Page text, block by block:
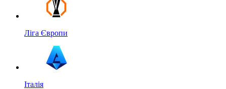
Ліга Європи
Італія